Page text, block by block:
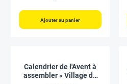
Ajouter au panier
Calendrier de l'Avent à
assembler « Village de